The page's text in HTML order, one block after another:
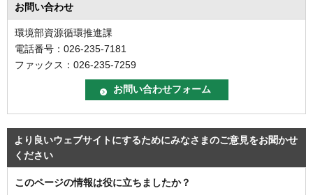
お問い合わせ
環境部資源循環推進課
電話番号：026-235-7181
ファックス：026-235-7259
より良いウェブサイトにするためにみなさまのご意見をお聞かせ
ください
このページの情報は役に立ちましたか？